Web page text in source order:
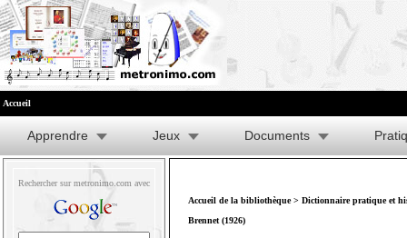
Accueil
Apprendre Jeux Documents
Rechercher sur metronimo.com avec
Accueil de la bibliothèque> Dictionnaire pratique et
Brennet (1926)